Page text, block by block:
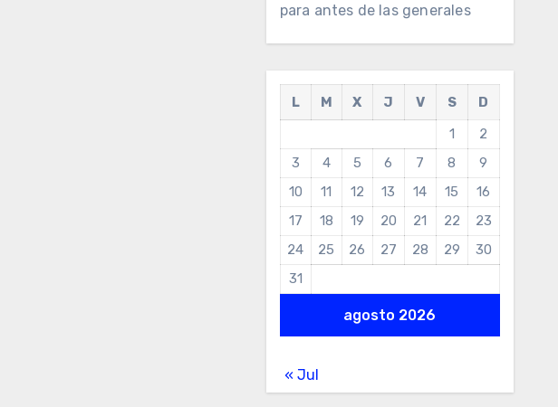
para antes de las generales
agosto 2026
L M X J V S
D
1
2
3
4 5 6 7 8
9
10
11 12 13 14 15
16
17
18 19 20 21 22
23
24
25 26 27 28 29
30
31
« Jul